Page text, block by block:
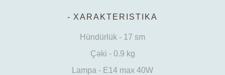
XARAKTERISTIKA
Hündürlük - 17 sm
Çəki - 0.9 kg
Lampa - E14 max 40W